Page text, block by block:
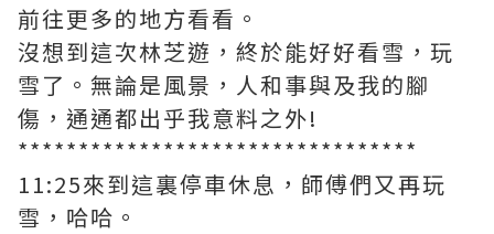
前往更多的地方看看。
沒想到這次林芝遊，終於能好好看雪，玩
雪了。無論是風景，人和事與及我的腳
傷，通通都出乎我意料之外!
*********************************
11:25來到這裏停車休息，師傅們又再玩
雪，哈哈。